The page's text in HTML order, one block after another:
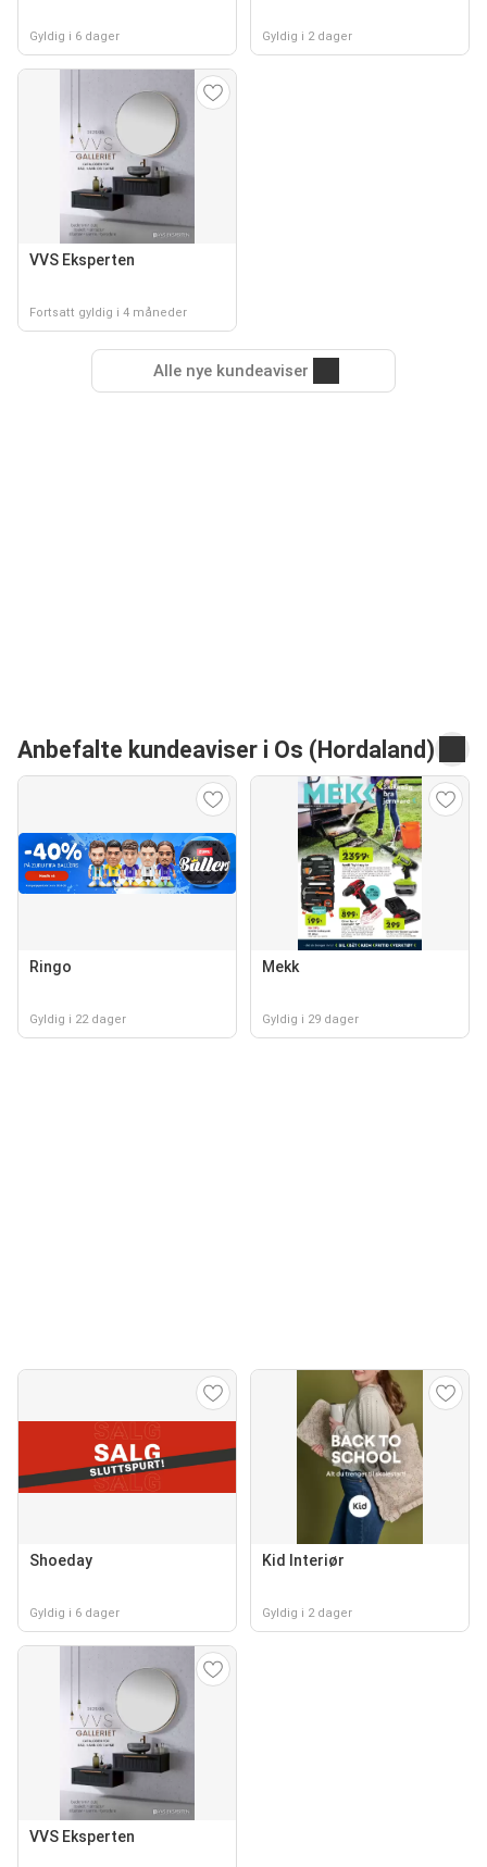
Gyldig i 6 dager Gyldig i 2 dager
VVS Eksperten
Fortsatt gyldig i 4 måneder
Alle nye kundeaviser
Anbefalte kundeaviser i Os (Hordaland)
Ringo
Gyldig i 22 dager
Mekk
Gyldig i 29 dager
Shoeday
Gyldig i 6 dager
Kid Interiør
Gyldig i 2 dager
VVS Eksperten